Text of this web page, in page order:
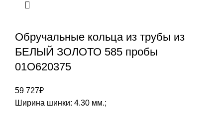
Обручальные кольца из трубы из
БЕЛЫЙ ЗОЛОТО 585 пробы
01О620375
59 727₽
Ширина шинки: 4.30 мм.;